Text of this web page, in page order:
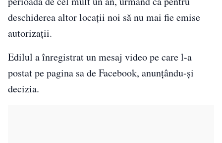
deschiderea altor locații noi să nu mai fie emise
autorizații.
Edilul a înregistrat un mesaj video pe care l-a
postat pe pagina sa de Facebook, anunțându-și
decizia.